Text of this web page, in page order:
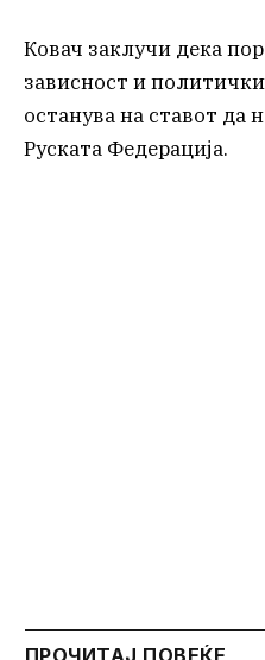
Ковач заклучи дека
зависност и
останува на ставот да
Руската Федерација.